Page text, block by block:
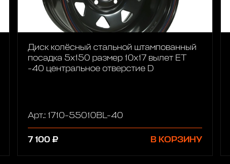
Диск колёсный стальной штампованный
посадка 5x150 размер 10х17 вылет ET
-40 центральное отверстие D
Арт.: 1710-55010BL-40
7 100 ₽ В КОРЗИНУ